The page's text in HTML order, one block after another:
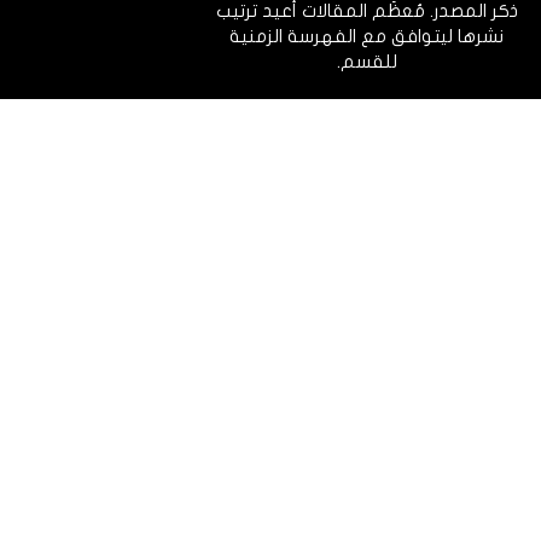
ذكر المصدر. مُعظَم المقالات أعيد ترتيب
نشرها ليتوافق مع الفهرسة الزمنية
للقسم.